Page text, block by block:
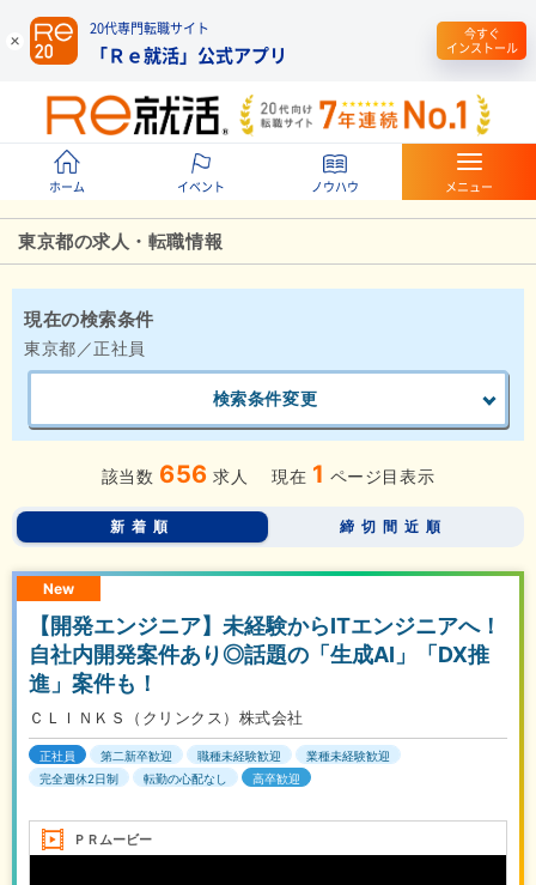
20代専門転職サイト
「Ｒｅ就活」公式アプリ
今すぐ
インストール
ホーム イベント ノウハウ メニュー
東京都の求人・転職情報
現在の検索条件
東京都／正社員
検索条件変更
該当数 656 求人 現在 1 ページ目表示
新着順 締切間近順
New
【開発エンジニア】未経験からITエンジニアへ！
自社内開発案件あり◎話題の「生成AI」「DX推
進」案件も！
ＣＬＩＮＫＳ（クリンクス）株式会社
正社員 第二新卒歓迎 職種未経験歓迎
業種未経験歓迎
完全週休2日制
転勤の心配なし 高卒歓迎
ＰＲムービー